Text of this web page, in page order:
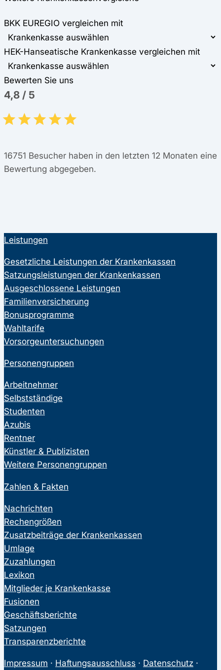
BKK EUREGIO vergleichen mit
HEK-Hanseatische Krankenkasse vergleichen mit
Bewerten Sie uns
4,8 / 5
16751 Besucher haben in den letzten 12 Monaten eine
Bewertung abgegeben.
Leistungen
Gesetzliche Leistungen der Krankenkassen
Satzungsleistungen der Krankenkassen
Ausgeschlossene Leistungen
Familienversicherung
Bonusprogramme
Wahltarife
Vorsorgeuntersuchungen
Personengruppen
Arbeitnehmer
Selbstständige
Studenten
Azubis
Rentner
Künstler & Publizisten
Weitere Personengruppen
Zahlen & Fakten
Nachrichten
Rechengrößen
Zusatzbeiträge der Krankenkassen
Umlage
Zuzahlungen
Lexikon
Mitglieder je Krankenkasse
Fusionen
Geschäftsberichte
Satzungen
Transparenzberichte
Impressum · Haftungsausschluss · Datenschutz ·